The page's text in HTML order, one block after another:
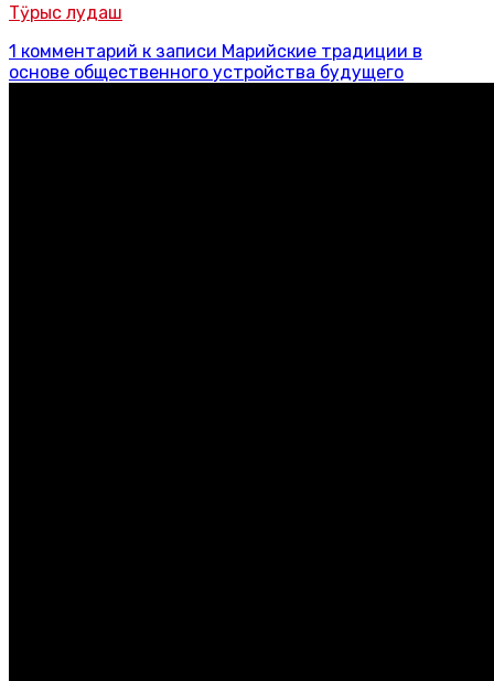
Тӱрыс лудаш
1 комментарий к записи Марийские традиции в
основе общественного устройства будущего